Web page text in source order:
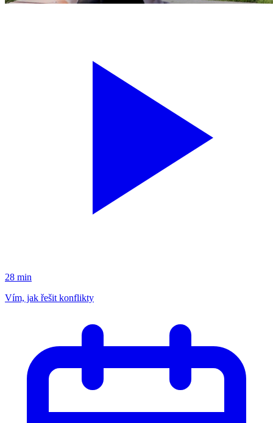
28 min
Vím, jak řešit konflikty